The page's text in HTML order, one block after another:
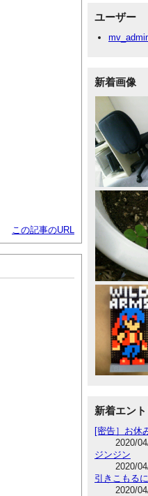
この記事のURL
ユーザー
新着画像
新着エン
[密告］お休
2020/
ジンジン
2020/
引きこもる
2020/